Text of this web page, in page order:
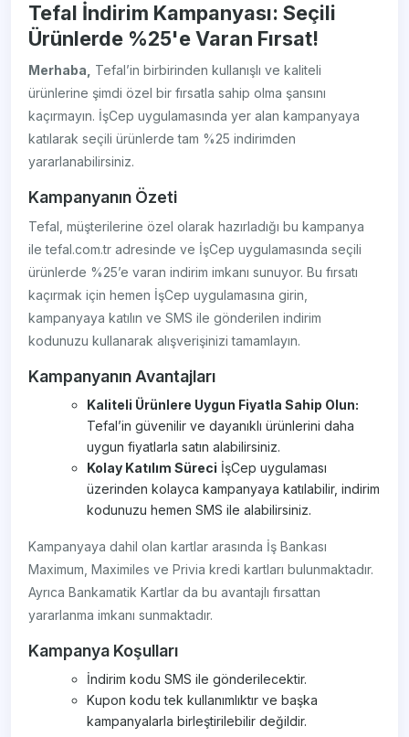
Tefal İndirim Kampanyası: Seçili
Ürünlerde %25'e Varan Fırsat!
Merhaba,
Tefal’in birbirinden kullanışlı ve kaliteli
ürünlerine şimdi özel bir fırsatla sahip olma şansını
kaçırmayın. İşCep uygulamasında yer alan kampanyaya
katılarak seçili ürünlerde tam %25 indirimden
yararlanabilirsiniz.
Kampanyanın Özeti
Tefal, müşterilerine özel olarak hazırladığı bu kampanya
ile tefal.com.tr adresinde ve İşCep uygulamasında seçili
ürünlerde %25’e varan indirim imkanı sunuyor. Bu fırsatı
kaçırmak için hemen İşCep uygulamasına girin,
kampanyaya katılın ve SMS ile gönderilen indirim
kodunuzu kullanarak alışverişinizi tamamlayın.
Kampanyanın Avantajları
Kaliteli Ürünlere Uygun Fiyatla Sahip Olun:
Tefal’in güvenilir ve dayanıklı ürünlerini daha
uygun fiyatlarla satın alabilirsiniz.
Kolay Katılım Süreci İşCep uygulaması
üzerinden kolayca kampanyaya katılabilir, indirim
kodunuzu hemen SMS ile alabilirsiniz.
Kampanyaya dahil olan kartlar arasında İş Bankası
Maximum, Maximiles ve Privia kredi kartları bulunmaktadır.
Ayrıca Bankamatik Kartlar da bu avantajlı fırsattan
yararlanma imkanı sunmaktadır.
Kampanya Koşulları
İndirim kodu SMS ile gönderilecektir.
Kupon kodu tek kullanımlıktır ve başka
kampanyalarla birleştirilebilir değildir.